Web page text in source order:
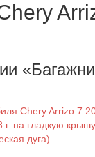
Chery Arrizo 7
на гладкую
дуга)